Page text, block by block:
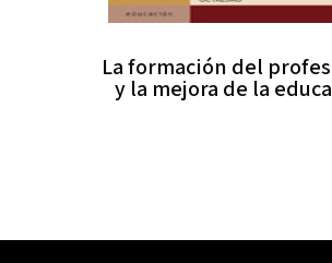
La formación del
y la mejora de la